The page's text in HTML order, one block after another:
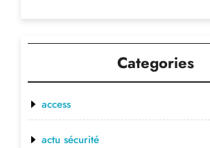
Categories
access
actu sécurité